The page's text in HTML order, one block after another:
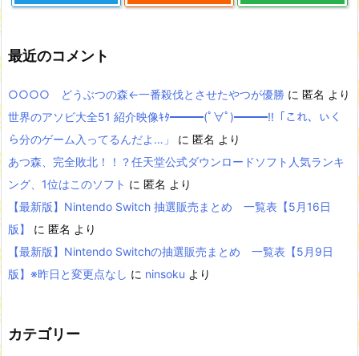
最近のコメント
○○○○ どうぶつの森←一番殺伐とさせたやつが優勝 に 匿名 より
世界のアソビ大全51 紹介映像ｷﾀ━━━(ﾟ∀ﾟ)━━━!!「これ、いく
ら分のゲーム入ってるんだよ…」
に 匿名 より
あつ森、完全敗北！！？任天堂公式ダウンロードソフト人気ランキ
ング、1位はこのソフト に 匿名 より
【最新版】Nintendo Switch 抽選販売まとめ 一覧表【5月16日
版】
に 匿名 より
【最新版】Nintendo Switchの抽選販売まとめ 一覧表【5月9日
版】※昨日と変更点なし に ninsoku より
カテゴリー